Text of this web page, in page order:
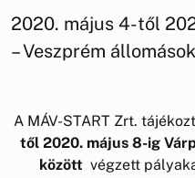
2020. május 4-től
– Veszprém
A MÁV-START Zrt.
től 2020. május 8-ig
között végzett